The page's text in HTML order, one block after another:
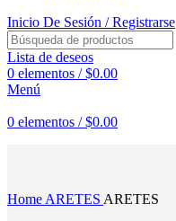
Inicio De Sesión / Registrarse
Lista de deseos
0 elementos / $0.00
Menú
0 elementos / $0.00
Home ARETES ARETES